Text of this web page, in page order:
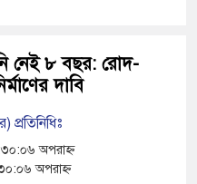
নেই ৮ বছর: রোদ-
দাবি
অপরাহ্ন
অপরাহ্ন